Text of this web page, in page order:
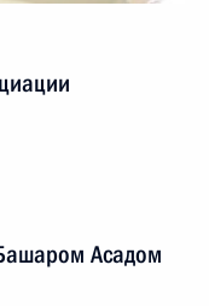
Асадом